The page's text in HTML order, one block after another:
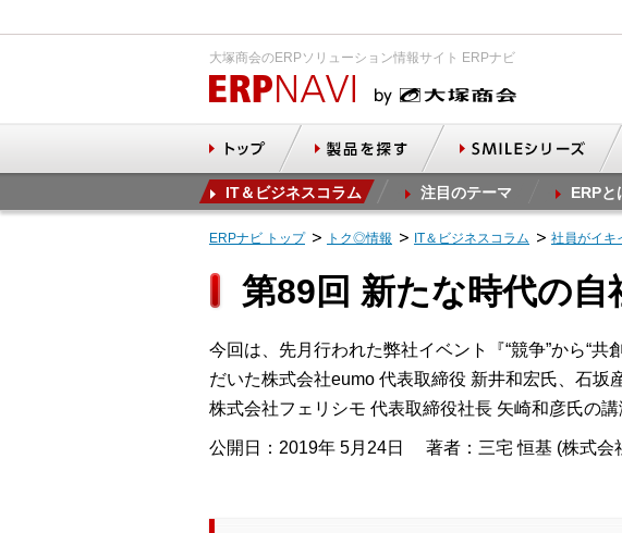
大塚商会のERPソリューション情報サイト ERPナビ
IT＆ビジネスコラム 注目のテーマ ERPと
ERPナビ トップ トク◎情報 IT＆ビジネスコラム 社員がイキ
第89回 新たな時代の自
今回は、先月行われた弊社イベント『“競争”から“
だいた株式会社eumo 代表取締役 新井和宏氏、石
株式会社フェリシモ 代表取締役社長 矢崎和彦氏の
公開日：2019年 5月24日 著者：三宅 恒基 (株式会